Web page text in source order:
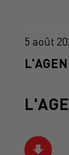
5 août